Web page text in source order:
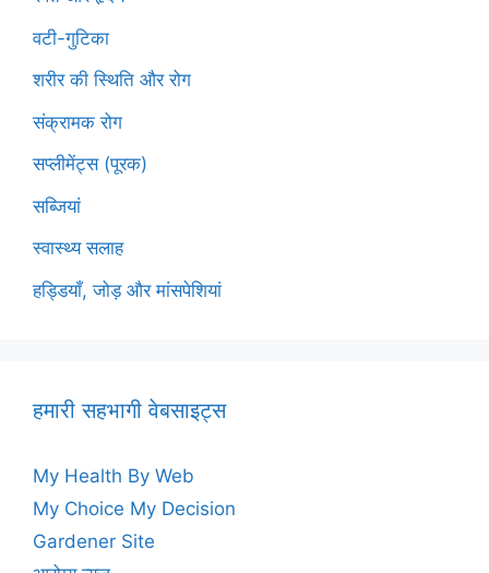
वटी-गुटिका
शरीर की स्थिति और रोग
संक्रामक रोग
सप्लीमेंट्स (पूरक)
सब्जियां
स्वास्थ्य सलाह
हड्डियाँ, जोड़ और मांसपेशियां
हमारी सहभागी वेबसाइट्स
My Health By Web
My Choice My Decision
Gardener Site